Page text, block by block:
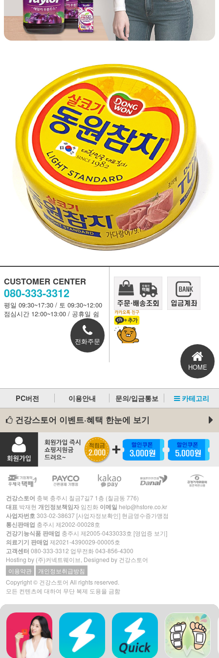
CUSTOMER CENTER
080-333-3312
평일 09:30~17:30 / 토 09:30~12:00
점심시간 12:00~13:00 / 공휴일 쉼
전화주문
HOME
PC버전 이용안내 문의/입금통보 카테고리
건강스토어 이벤트·혜택 한눈에 보기
건강스토어 충북 충주시 칠금7길7 1층 (칠금동 776)
대표 박재현 개인정보책임자 임진화 이메일 help@hstore.co.kr
사업자번호303-02-38637[사업자정보확인] 현금영수증가맹점
통신판매업 충주시 제2002-00028호
건강기능식품 판매업 충주시 제2005-0433033호 [영업증 보기]
의료기기 판매업 제2021-4390029-00005호
고객센터 080-333-3312 업무전화043-856-4300
Hosting by (주)커넥트웨이브 , Designed by 건강스토어
이용약관
개인정보취급방침
Copyright © 건강스토어 All rights reserved.
모든 컨텐츠에 대하여 무단 복제 도용을 금함